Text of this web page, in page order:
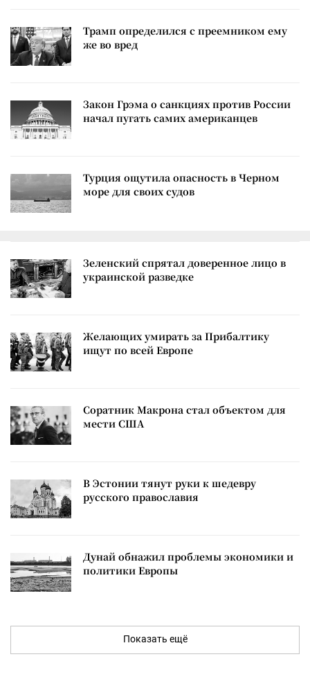
Трамп определился с преемником ему
же во вред
Закон Грэма о санкциях против России
начал пугать самих американцев
Турция ощутила опасность в Черном
море для своих судов
Зеленский спрятал доверенное лицо в
украинской разведке
Желающих умирать за Прибалтику
ищут по всей Европе
Соратник Макрона стал объектом для
мести США
В Эстонии тянут руки к шедевру
русского православия
Дунай обнажил проблемы экономики и
политики Европы
Показать ещё